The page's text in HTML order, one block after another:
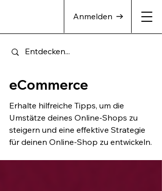
Anmelden
eCommerce
Erhalte hilfreiche Tipps, um die
Umstätze deines Online-Shops zu
steigern und eine effektive Strategie
für deinen Online-Shop zu entwickeln.